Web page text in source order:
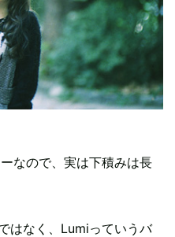
なので、実は下積みは長
はなく、Lumiっていうバ